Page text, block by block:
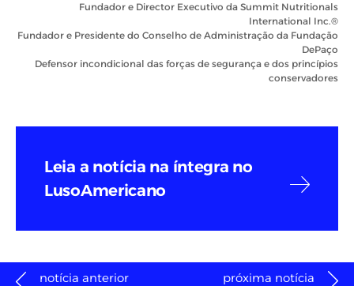
Fundador e Director Executivo da Summit Nutritionals
International Inc.®
Fundador e Presidente do Conselho de Administração da Fundação
DePaço
Defensor incondicional das forças de segurança e dos princípios
conservadores
Leia a notícia na íntegra no
LusoAmericano
notícia anterior próxima notícia